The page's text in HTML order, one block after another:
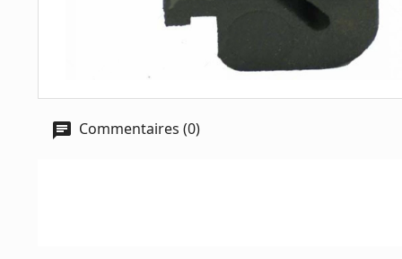
Commentaires (0)